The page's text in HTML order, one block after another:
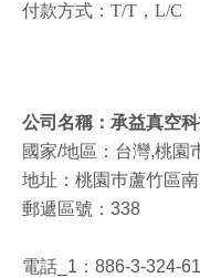
付款方式：T/T，L/C
公司名稱：承益真空
國家/地區：台灣,桃園
地址：桃園巿蘆竹區
郵遞區號：338
電話_1： 886-3-324-